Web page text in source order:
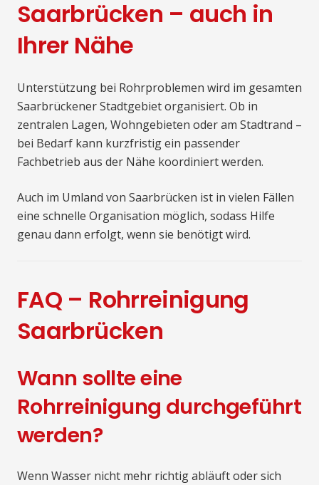
Saarbrücken – auch in
Ihrer Nähe
Unterstützung bei Rohrproblemen wird im gesamten
Saarbrückener Stadtgebiet organisiert. Ob in
zentralen Lagen, Wohngebieten oder am Stadtrand –
bei Bedarf kann kurzfristig ein passender
Fachbetrieb aus der Nähe koordiniert werden.
Auch im Umland von Saarbrücken ist in vielen Fällen
eine schnelle Organisation möglich, sodass Hilfe
genau dann erfolgt, wenn sie benötigt wird.
FAQ – Rohrreinigung
Saarbrücken
Wann sollte eine
Rohrreinigung durchgeführt
werden?
Wenn Wasser nicht mehr richtig abläuft oder sich